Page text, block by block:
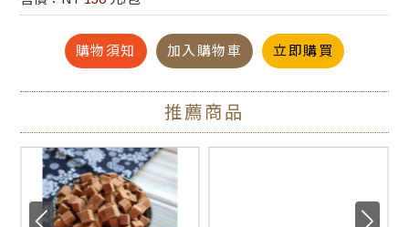
購物須知 加入購物車 立即購買
推薦商品